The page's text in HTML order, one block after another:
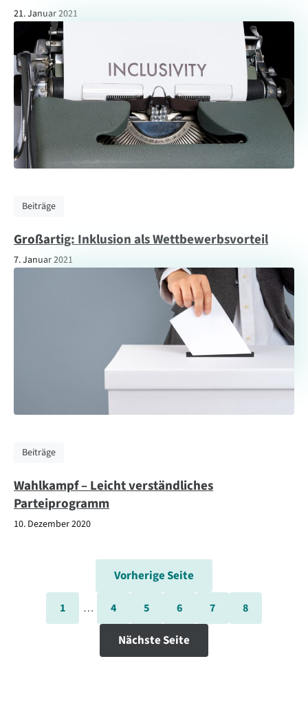
21. Januar 2021
Beiträge
Großartig: Inklusion als Wettbewerbsvorteil
7. Januar 2021
Beiträge
Wahlkampf – Leicht verständliches
Parteiprogramm
10. Dezember 2020
Vorherige Seite
1 … 4 5 6 7 8
Nächste Seite